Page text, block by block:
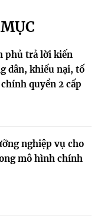
phủ trả lời kiến
dân, khiếu nại, tố
quyền 2 cấp
nghiệp vụ cho
mô hình chính